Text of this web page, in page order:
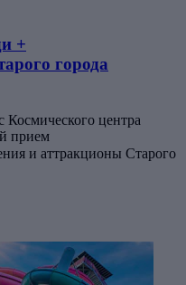
+
города
Космического центра
прием
и аттракционы Старого